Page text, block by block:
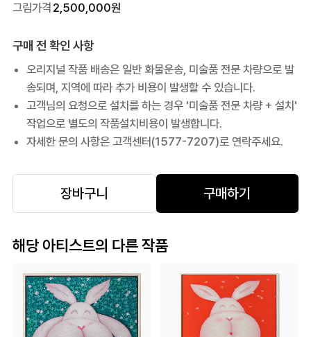
그림가격 2,500,000원
구매 전 확인 사항
오리지널 작품 배송은 일반 화물운송, 미술품 전문 차량으로 발
송되며, 지역에 따라 추가 비용이 발생할 수 있습니다.
고객님의 요청으로 설치를 하는 경우 '미술품 전문 차량 + 설치'
작업으로 별도의 작품설치비용이 발생합니다.
자세한 문의 사항은 고객센터(1577-7207)로 연락주세요.
장바구니 구매하기
해당 아티스트의 다른 작품